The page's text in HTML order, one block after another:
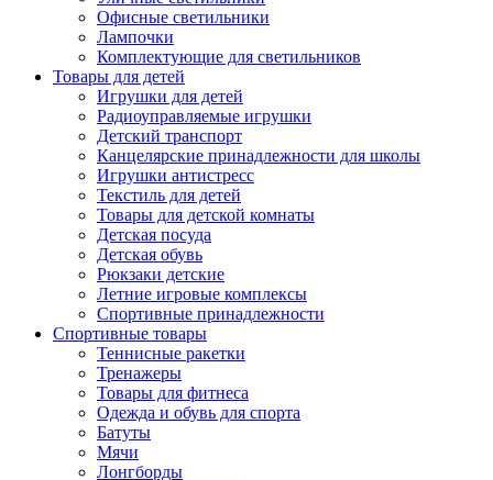
Офисные светильники
Лампочки
Комплектующие для светильников
Товары для детей
Игрушки для детей
Радиоуправляемые игрушки
Детский транспорт
Канцелярские принадлежности для школы
Игрушки антистресс
Текстиль для детей
Товары для детской комнаты
Детская посуда
Детская обувь
Рюкзаки детские
Летние игровые комплексы
Спортивные принадлежности
Спортивные товары
Теннисные ракетки
Тренажеры
Товары для фитнеса
Одежда и обувь для спорта
Батуты
Мячи
Лонгборды